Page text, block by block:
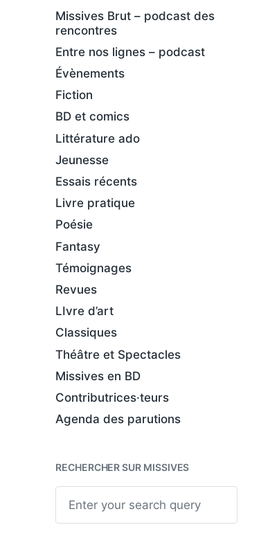
large
Missives Brut – podcast des
rencontres
Entre nos lignes – podcast
Évènements
Fiction
BD et comics
Littérature ado
Jeunesse
Essais récents
Livre pratique
Poésie
Fantasy
Témoignages
Revues
LIvre d’art
Classiques
Théâtre et Spectacles
Missives en BD
Contributrices·teurs
Agenda des parutions
RECHERCHER SUR MISSIVES